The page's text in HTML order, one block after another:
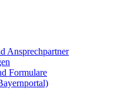
Ansprechpartner
Formulare